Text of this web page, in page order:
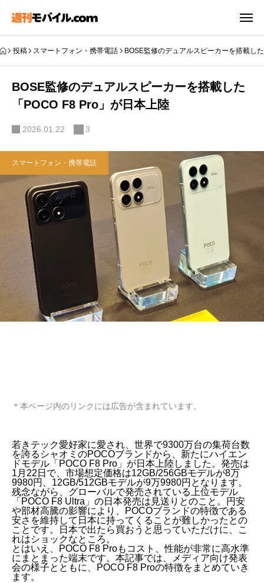
投稿 スマートフォン・携帯電話 BOSE監修のデュアルスピーカーを搭載し
BOSE監修のデュアルスピーカーを搭載した
「POCO F8 Pro」が日本上陸
2026.01.22 3
スマートフォン・携帯電話
＊本ページ内のリンクには広告が含まれています。
若きテック愛好家に愛され、世界で9300万台の集荷台数
を誇るシャオミのPOCOブランドから、新たにハイエン
ドモデル「POCO F8 Pro」が日本上陸しました。発売は
1月22日で、市場想定価格は12GB/256GBモデルが8万
9980円、12GB/512GBモデルが9万9980円となります。
残念ながら、グローバルで発売されている上位モデル
「POCO F8 Ultra」の日本発売は見送りとのこと。円安
や部材高騰の影響により、POCOブランドの特徴である
安さを維持して日本に持ってくることが難しかったとの
ことです。日本で出たら買おうと思っていただけに、こ
れはショックなところ。
とはいえ、POCO F8 Proもコスト、性能が非常に高水準
にまとまった端末です。本記事では、メディア向け発表
会の様子とともに、POCO F8 Proの特徴をまとめていき
ます。